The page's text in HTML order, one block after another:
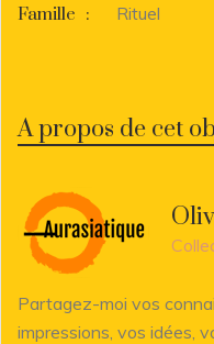
Famille : Rituel
A propos de cet
Partagez-moi vos
impressions, vos idées,